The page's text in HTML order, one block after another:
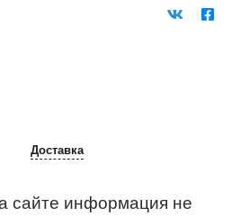
Доставка
сайте информация не